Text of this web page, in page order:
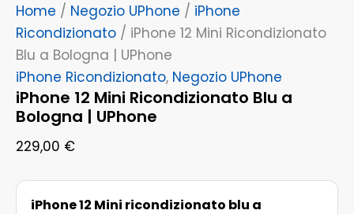
Home / Negozio UPhone / iPhone
Ricondizionato / iPhone 12 Mini Ricondizionato
Blu a Bologna | UPhone
iPhone Ricondizionato, Negozio UPhone
iPhone 12 Mini Ricondizionato Blu a
Bologna | UPhone
229,00 €
iPhone 12 Mini ricondizionato blu a